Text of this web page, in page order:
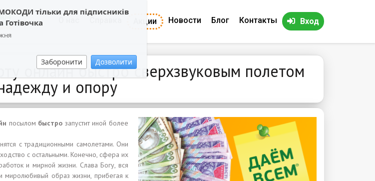
тільки для підписників
Готівочка
Заборонити Дозволити
Акции Новости Блог Контакты Вход
онлайн быстро сверхзвуковым полетом
и опору
посылом быстро запустит иной более
с традиционными самолетами. Они
с остальными. Конечно, сфера их
и мирной жизни. Слава Богу, вся
миролюбивый образ жизни, прибегая к